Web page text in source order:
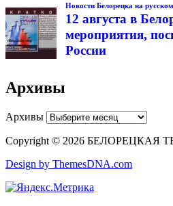
Новости Белорецка на
12 августа в
мероприятия,
России
Архивы
Архивы
Copyright © 2026
Design by ThemesDNA.com